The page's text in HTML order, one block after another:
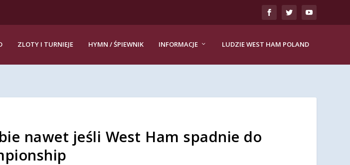
ZLOTY I TURNIEJE HYMN / ŚPIEWNIK INFORMACJE LUDZIE WEST HAM POLAND
nawet jeśli West Ham spadnie do